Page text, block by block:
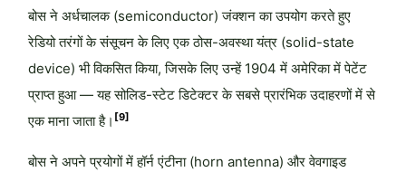
बोस ने अर्धचालक (semiconductor) जंक्शन का उपयोग करते हुए
रेडियो तरंगों के संसूचन के लिए एक ठोस-अवस्था यंत्र (solid-state
device) भी विकसित किया, जिसके लिए उन्हें 1904 में अमेरिका में पेटेंट
प्राप्त हुआ — यह सोलिड-स्टेट डिटेक्टर के सबसे प्रारंभिक उदाहरणों में से
एक माना जाता है। [9]
बोस ने अपने प्रयोगों में हॉर्न एंटीना (horn antenna) और वेवगाइड